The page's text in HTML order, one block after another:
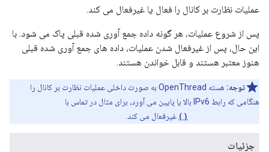
عملیات نظارت بر کانال را فعال یا غیرفعال می کند.
پس از شروع عملیات، هر گونه داده جمع آوری شده قبلی پاک می شود. با
این حال، پس از غیرفعال شدن عملیات، داده های جمع آوری شده قبلی
هنوز معتبر هستند و قابل خواندن هستند.
توجه:
هسته OpenThread به صورت داخلی عملیات نظارت بر کانال را
هنگامی که رابط IPv6 بالا یا پایین می آورد، برای مثال در تماس با
غیرفعال می کند.
جزئیات